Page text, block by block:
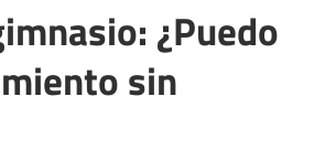
¿Puedo
sin